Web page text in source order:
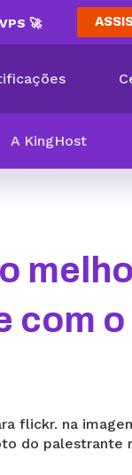
🚀
A KingHost
com